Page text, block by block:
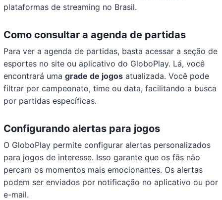
plataformas de streaming no Brasil.
Como consultar a agenda de partidas
Para ver a agenda de partidas, basta acessar a seção de
esportes no site ou aplicativo do GloboPlay. Lá, você
encontrará umagrade de jogos atualizada. Você pode
filtrar por campeonato, time ou data, facilitando a busca
por partidas específicas.
Configurando alertas para jogos
O GloboPlay permite configurar alertas personalizados
para jogos de interesse. Isso garante que os fãs não
percam os momentos mais emocionantes. Os alertas
podem ser enviados por notificação no aplicativo ou por
e-mail.